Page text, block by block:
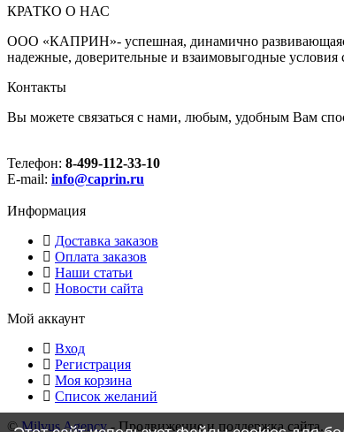
КРАТКО О НАС
ООО «КАПРИН»- успешная, динамично развивающаяся
надежные, доверительные и взаимовыгодные условия
Контакты
Вы можете связаться с нами, любым, удобным Вам
Телефон: 8-499-112-33-10
E-mail: info@caprin.ru
Информация
Доставка заказов
Оплата заказов
Наши статьи
Новости сайта
Мой аккаунт
Вход
Регистрация
Моя корзина
Cписок желаний
©Milvus Agency- Продвижение и поддержка сайта.